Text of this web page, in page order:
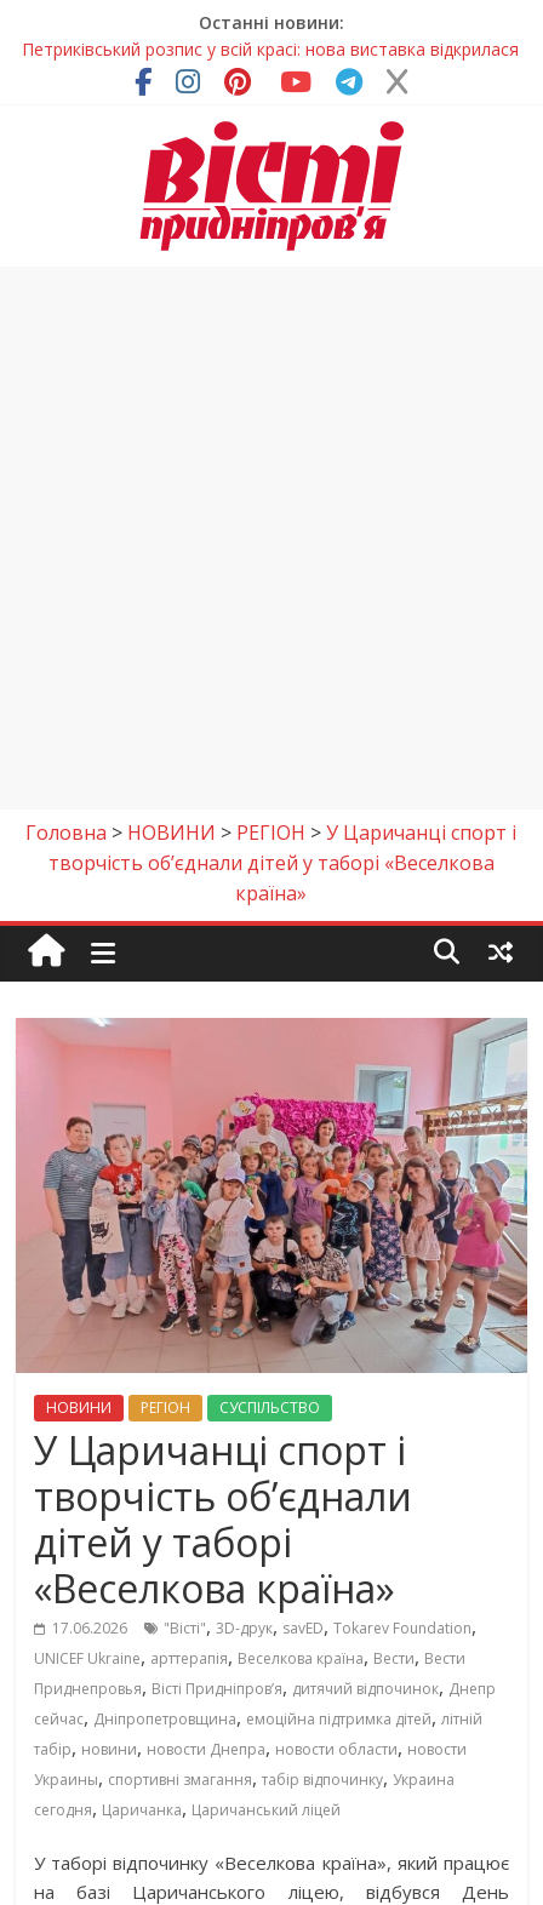
Останні новини:
Петриківський розпис у всій красі: нова виставка відкрилася
на Дніпропетровщині
У Дніпрі на три місяці можуть обмежити рух на Вокзальній
Письменниця з Покрова продовжує підкорювати українські
та міжнародні творчі вершини
У Дніпрі повністю оновили один із найзавантаженіших
трамвайних переїздів
Головна > НОВИНИ > РЕГІОН >У Царичанці спорт і
творчість об’єднали дітей у таборі «Веселкова
країна»
НОВИНИ РЕГІОН СУСПІЛЬСТВО
У Царичанці спорт і
творчість об’єднали
дітей у таборі
«Веселкова країна»
17.06.2026 "Вісті",3D-друк, savED,Tokarev Foundation,
UNICEF Ukraine, арттерапія, Веселкова країна, Вести, Вести
Приднепровья, Вісті Придніпровʼя, дитячий відпочинок, Днепр
сейчас, Дніпропетровщина, емоційна підтримка дітей,літній
табір, новини, новости Днепра, новости области, новости
Украины, спортивні змагання,табір відпочинку, Украина
сегодня, Царичанка, Царичанський ліцей
У таборі відпочинку «Веселкова країна», який працює
на базі Царичанського ліцею, відбувся День